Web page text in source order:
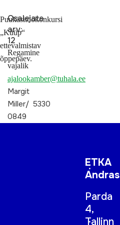
Puukäsitöökonkursi
„Küüp“
ettevalmistav
õppepäev.
Osalejate
arv:
12
Regamine
vajalik
ajalookamber@tuhala.ee
Margit
Miller/ 5330
0849
ETKA
Andras
Parda
4,
Tallinn